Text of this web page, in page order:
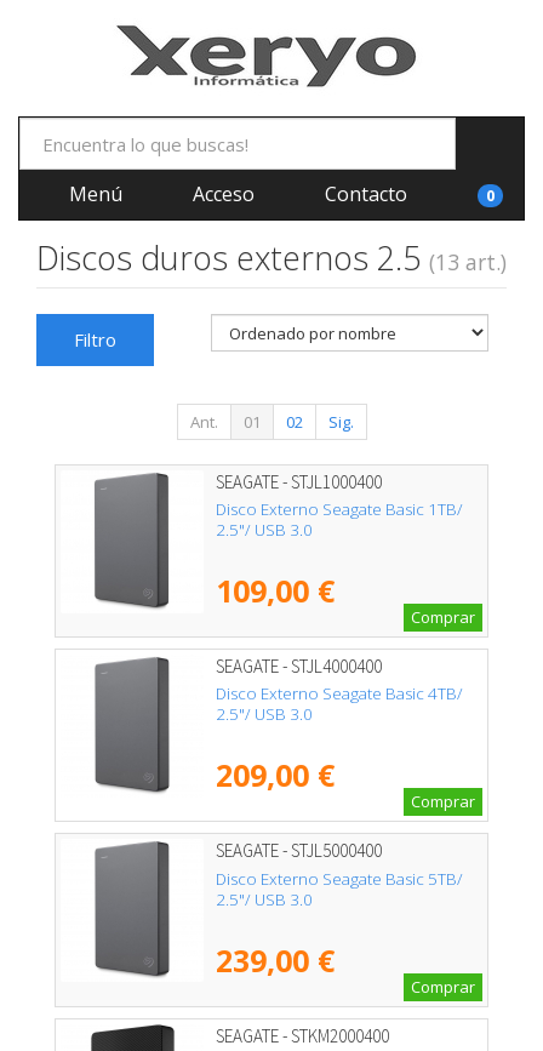
Menú Acceso Contacto 0
Discos duros externos 2.5 (13 art.)
Filtro
Ant. 01 02 Sig.
SEAGATE - STJL1000400
Disco Externo Seagate Basic 1TB/
2.5"/ USB 3.0
109,00 €
Comprar
SEAGATE - STJL4000400
Disco Externo Seagate Basic 4TB/
2.5"/ USB 3.0
209,00 €
Comprar
SEAGATE - STJL5000400
Disco Externo Seagate Basic 5TB/
2.5"/ USB 3.0
239,00 €
Comprar
SEAGATE - STKM2000400